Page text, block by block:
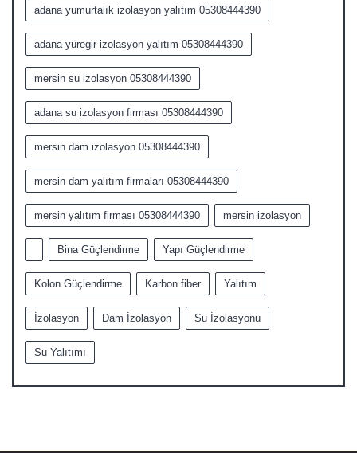
adana yumurtalık izolasyon yalıtım 05308444390
adana yüregir izolasyon yalıtım 05308444390
mersin su izolasyon 05308444390
adana su izolasyon firması 05308444390
mersin dam izolasyon 05308444390
mersin dam yalıtım firmaları 05308444390
mersin yalıtım firması 05308444390 mersin izolasyon
Bina Güçlendirme Yapı Güçlendirme
Kolon Güçlendirme Karbon fiber Yalıtım
İzolasyon Dam İzolasyon Su İzolasyonu
Su Yalıtımı